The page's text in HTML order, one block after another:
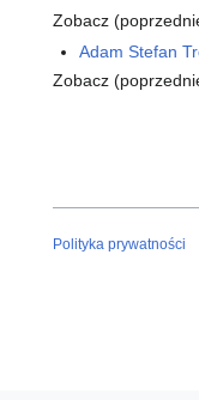
Zobacz (
Adam Stefan
Zobacz (
Polityka prywatności